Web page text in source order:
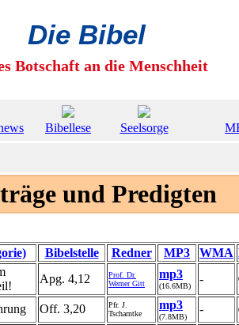
Die Bibel
Botschaft an die Menschheit
Bibellese Seelsorge
und Predigten
Bibelstelle Redner MP3 WMA
Apg. 4,12
Prof. Dr.
Werner Gitt
mp3
(16.6MB)
-
Off. 3,20
Pfr. J.
Tscharntke
mp3
(7.8MB)
-